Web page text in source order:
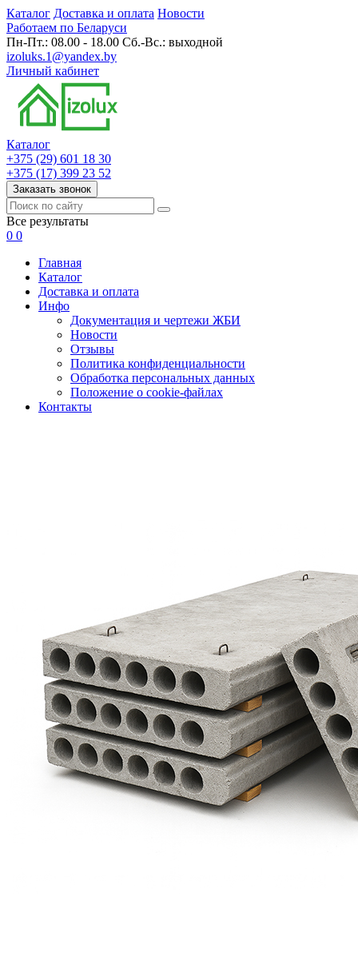
Каталог Доставка и оплата Новости
Работаем по Беларуси
Пн-Пт.: 08.00 - 18.00 Сб.-Вс.: выходной
izoluks.1@yandex.by
Личный кабинет
Каталог
+375 (29) 601 18 30
+375 (17) 399 23 52
Заказать звонок
Все результаты
0 0
Главная
Каталог
Доставка и оплата
Инфо
Документация и чертежи ЖБИ
Новости
Отзывы
Политика конфиденциальности
Обработка персональных данных
Положение о cookie-файлах
Контакты